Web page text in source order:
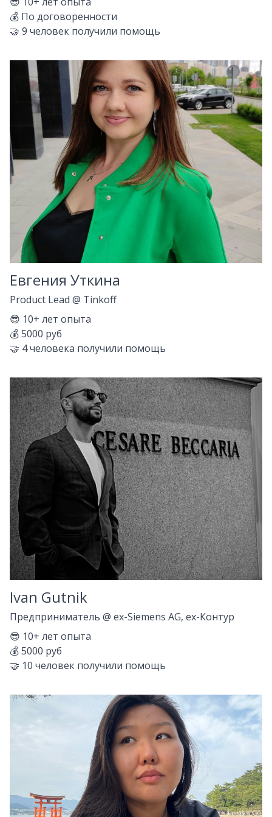
💰 По договоренности
🤝 9 человек получили помощь
Евгения Уткина
Product Lead @ Tinkoff
😎 10+ лет опыта
💰5000 руб
🤝 4человека получили помощь
Ivan Gutnik
Предприниматель @ ex-Siemens AG, ex-Контур
😎 10+ лет опыта
💰5000 руб
🤝 10 человек получили помощь